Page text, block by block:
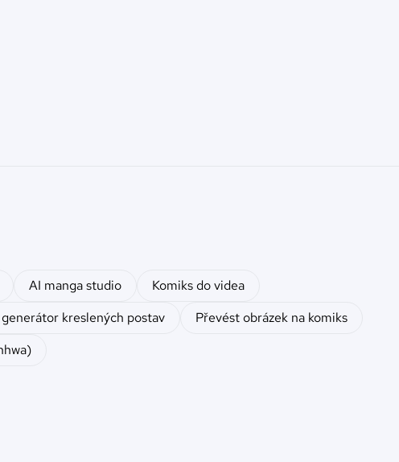
AI manga studio
Komiks do videa
kreslených postav
Převést obrázek na komiks